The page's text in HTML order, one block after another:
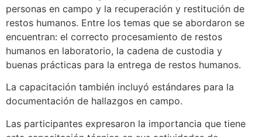
personas en campo y la recuperación y restitución de
restos humanos. Entre los temas que se abordaron se
encuentran: el correcto procesamiento de restos
humanos en laboratorio, la cadena de custodia y
buenas prácticas para la entrega de restos humanos.
La capacitación también incluyó estándares para la
documentación de hallazgos en campo.
Las participantes expresaron la importancia que tiene